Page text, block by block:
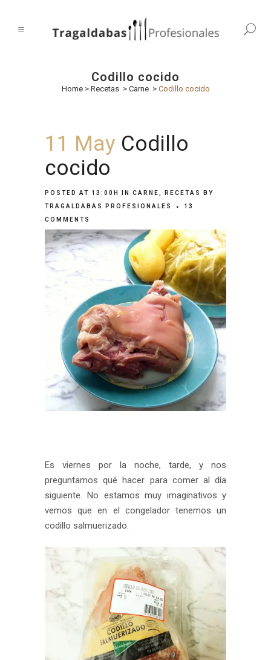
Codillo cocido
Home> Recetas > Carne > Codillo cocido
11 May Codillo
cocido
POSTED AT 13:00H IN CARNE RECETAS
BY
TRAGALDABAS PROFESIONALES
13
COMMENTS
Es viernes por la noche, tarde, y nos
preguntamos qué hacer para comer al día
siguiente. No estamos muy imaginativos y
vemos que en el congelador tenemos un
codillo salmuerizado.